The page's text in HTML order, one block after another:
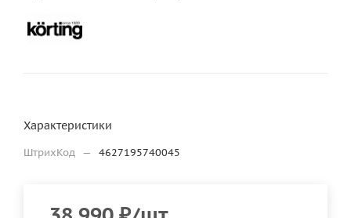
Характеристики
ШтрихКод — 4627195740045